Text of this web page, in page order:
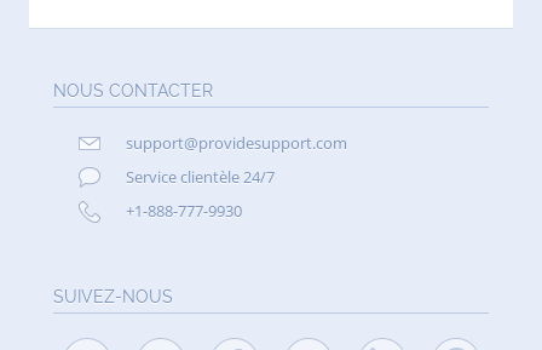
NOUS CONTACTER
support@providesupport.com
Service clientèle 24/7
+1-888-777-9930
SUIVEZ-NOUS